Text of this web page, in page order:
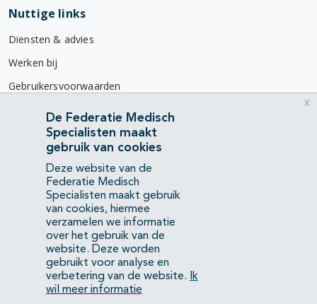
Nuttige links
Diensten & advies
Werken bij
Gebruikersvoorwaarden
Privacyverklaring
Contact
Mercatorlaan 1200
3528 BL Utrecht
(088) 505 34 34
info@richtlijnendatabase.nl
YouTubeLinkedIn
De Federatie Medisch
Specialisten maakt
gebruik van cookies
Deze website van de
Federatie Medisch
Specialisten maakt gebruik
van cookies, hiermee
verzamelen we informatie
over het gebruik van de
website. Deze worden
gebruikt voor analyse en
verbetering van de website.
Ik
wil meer informatie
x